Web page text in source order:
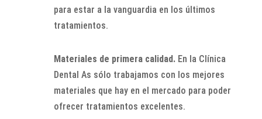
para estar a la vanguardia en los últimos
tratamientos.
Materiales de primera calidad.En la Clínica
Dental As sólo trabajamos con los mejores
materiales que hay en el mercado para poder
ofrecer tratamientos excelentes.